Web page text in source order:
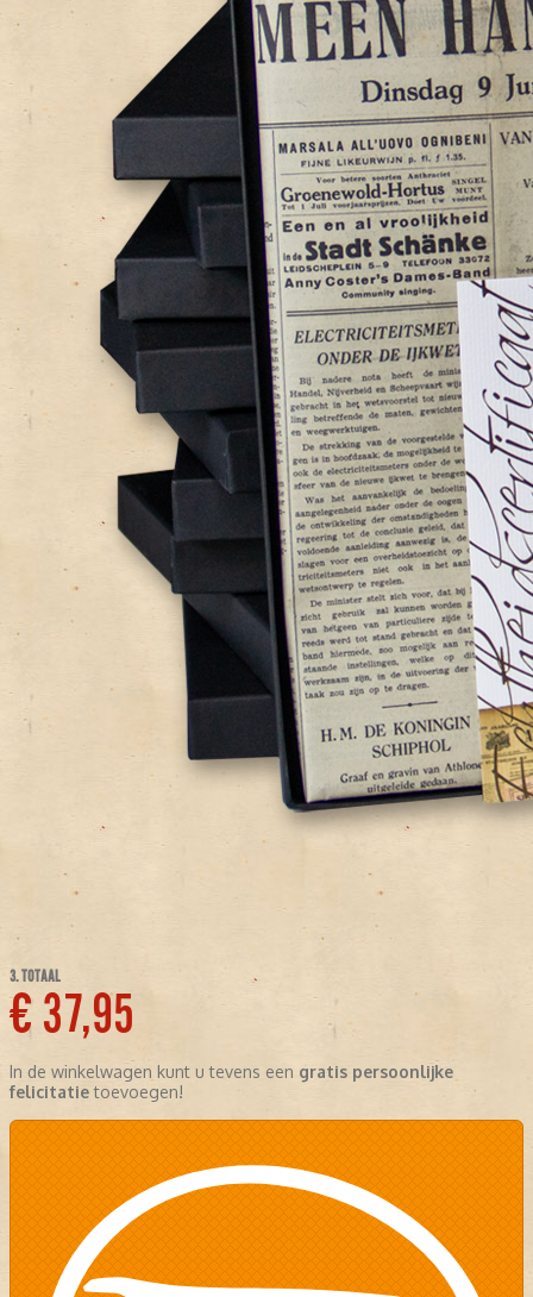
3. TOTAAL
€ 37,95
In de winkelwagen kunt u tevens een gratis persoonlijke
felicitatietoevoegen!